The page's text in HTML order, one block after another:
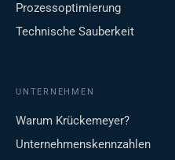
Prozessoptimierung
Technische Sauberkeit
UNTERNEHMEN
Warum Krückemeyer?
Unternehmenskennzahlen